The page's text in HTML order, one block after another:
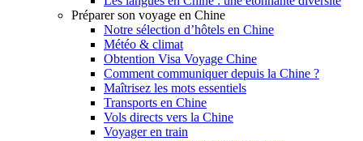
Préparer son voyage en Chine
Notre sélection d’hôtels en Chine
Météo & climat
Obtention Visa Voyage Chine
Comment communiquer depuis la Chine ?
Maîtrisez les mots essentiels
Transports en Chine
Vols directs vers la Chine
Voyager en train